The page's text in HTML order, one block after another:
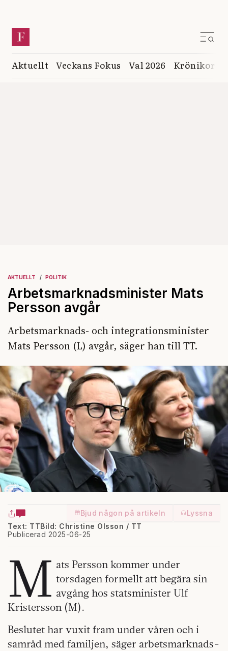
Aktuellt Veckans Fokus Val 2026 Krönikor
AKTUELLT POLITIK
Arbetsmarknadsminister Mats
Persson avgår
Arbetsmarknads- och integrationsminister
Mats Persson (L) avgår, säger han till TT.
Bjud någon på artikeln
Lyssna
Text: TT
Publicerad 2025-06-25
Bild: Christine Olsson / TT
M ats Persson kommer under
torsdagen formellt att begära sin
avgång hos statsminister Ulf
Kristersson (M).
Beslutet har vuxit fram under våren och i
samråd med familjen, säger arbetsmarknads-